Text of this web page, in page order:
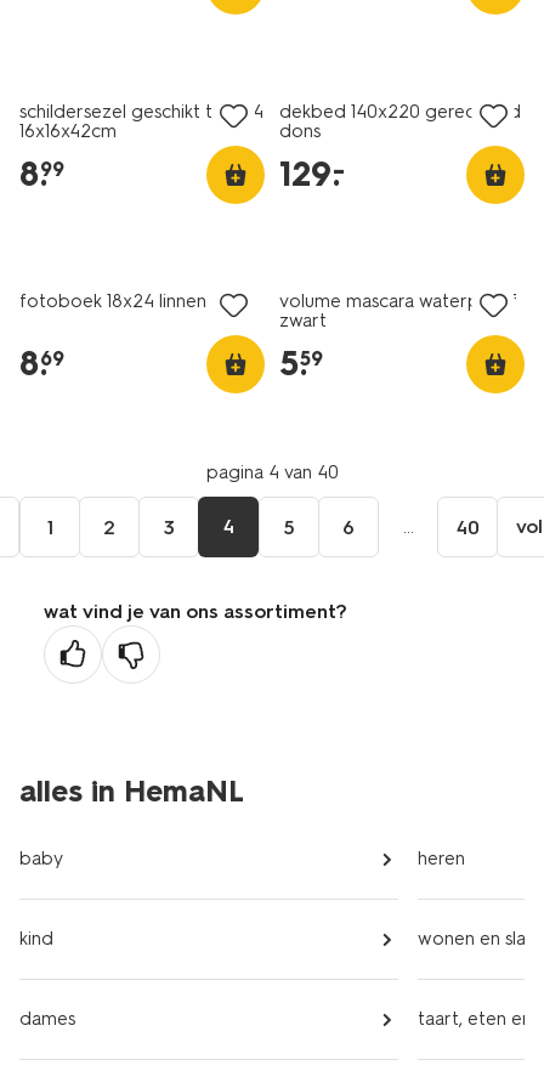
schildersezel geschikt t/m A4
16x16x42cm
8.
99
dekbed 140x220 gerecycled
dons
129.
–
fotoboek 18x24 linnen ecru
8.
69
volume mascara waterproof
zwart
5.
59
pagina 4 van 40
1 2 3 4 5 6 ... 40
wat vind je van ons assortiment?
alles in HemaNL
baby
kind
dames
heren
wonen en
taart, eten en